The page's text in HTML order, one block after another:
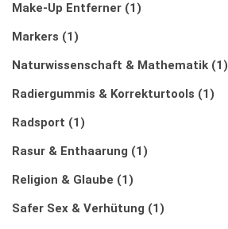
Make-Up Entferner (1)
Markers (1)
Naturwissenschaft & Mathematik (1)
Radiergummis & Korrekturtools (1)
Radsport (1)
Rasur & Enthaarung (1)
Religion & Glaube (1)
Safer Sex & Verhütung (1)